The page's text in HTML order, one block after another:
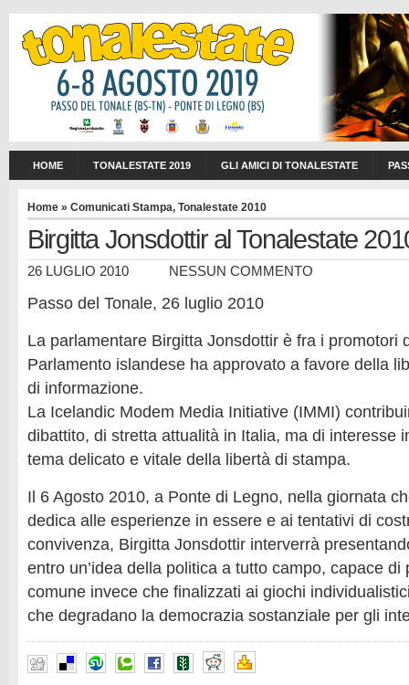
HOME TONALESTATE 2019 GLI AMICI DI TONALESTATE
Home » Comunicati Stampa, Tonalestate 2010
Birgitta Jonsdottir al Tonalestate
26 LUGLIO 2010 NESSUN COMMENTO
Passo del Tonale, 26 luglio 2010
La parlamentare Birgitta Jonsdottir è fra i promotori
Parlamento islandese ha approvato a favore della
di informazione.
La Icelandic Modem Media Initiative (IMMI)
dibattito, di stretta attualità in Italia, ma di interesse
tema delicato e vitale della libertà di stampa.
Il 6 Agosto 2010, a Ponte di Legno, nella giornata
dedica alle esperienze in essere e ai tentativi di
convivenza, Birgitta Jonsdottir interverrà
entro un’idea della politica a tutto campo, capace di
comune invece che finalizzati ai giochi
che degradano la democrazia sostanziale per gli